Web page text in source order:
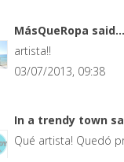
MásQueRopa said...
artista!!
03/07/2013, 09:38
In a trendy town
Qué artista! Quedó